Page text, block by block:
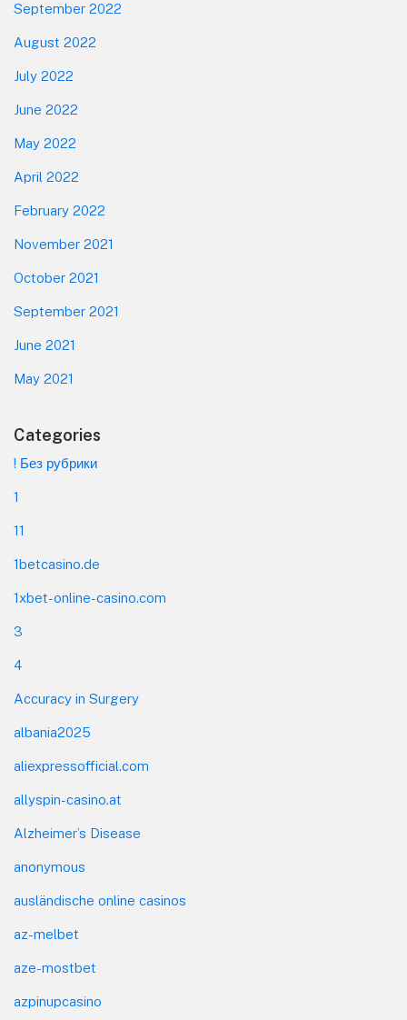
September 2022
August 2022
July 2022
June 2022
May 2022
April 2022
February 2022
November 2021
October 2021
September 2021
June 2021
May 2021
Categories
! Без рубрики
1
11
1betcasino.de
1xbet-online-casino.com
3
4
Accuracy in Surgery
albania2025
aliexpressofficial.com
allyspin-casino.at
Alzheimer’s Disease
anonymous
ausländische online casinos
az-melbet
aze-mostbet
azpinupcasino